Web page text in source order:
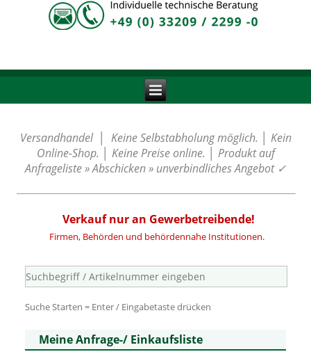
Versandhandel │ Keine Selbstabholung möglich. │ Kein
Online-Shop. │ Keine Preise online. │ Produkt auf
Anfrageliste » Abschicken » unverbindliches Angebot ✓
Verkauf nur an Gewerbetreibende!
Firmen, Behörden und behördennahe Institutionen.
Suche Starten = Enter / Eingabetaste drücken
Meine Anfrage-/ Einkaufsliste